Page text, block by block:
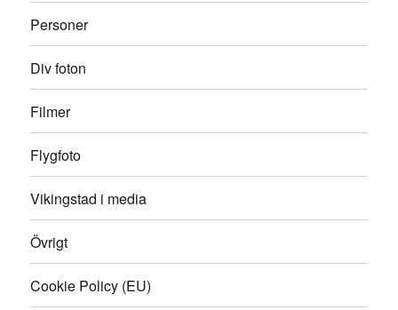
Personer
Div foton
Filmer
Flygfoto
Vikingstad i media
Övrigt
Cookie Policy (EU)